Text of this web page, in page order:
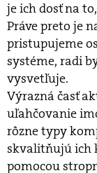
je ich dosť na
Práve preto je
pristupujeme
systéme, radi
vysvetľuje.
Výrazná časť
uľahčovanie
rôzne typy
skvalitňujú ich
pomocou